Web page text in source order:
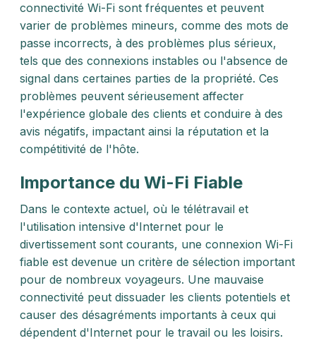
connectivité Wi-Fi sont fréquentes et peuvent
varier de problèmes mineurs, comme des mots de
passe incorrects, à des problèmes plus sérieux,
tels que des connexions instables ou l'absence de
signal dans certaines parties de la propriété. Ces
problèmes peuvent sérieusement affecter
l'expérience globale des clients et conduire à des
avis négatifs, impactant ainsi la réputation et la
compétitivité de l'hôte.
Importance du Wi-Fi Fiable
Dans le contexte actuel, où le télétravail et
l'utilisation intensive d'Internet pour le
divertissement sont courants, une connexion Wi-Fi
fiable est devenue un critère de sélection important
pour de nombreux voyageurs. Une mauvaise
connectivité peut dissuader les clients potentiels et
causer des désagréments importants à ceux qui
dépendent d'Internet pour le travail ou les loisirs.